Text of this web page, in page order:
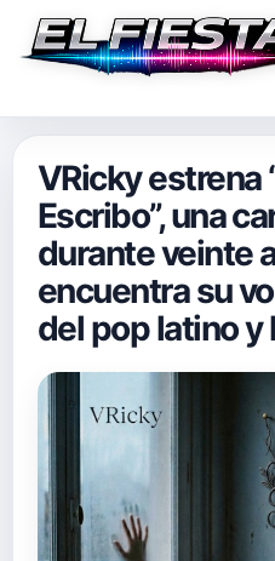
VRicky estrena
Escribo”, una
durante veinte
encuentra su
del pop latino y